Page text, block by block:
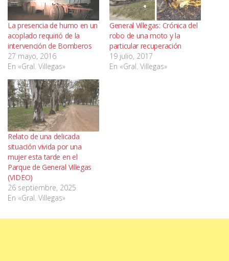
La presencia de humo en un
acoplado requirió de la
intervención de Bomberos
27 mayo, 2016
En «Gral. Villegas»
General Villegas: Crónica del
robo de una moto y la
particular recuperación
19 julio, 2017
En «Gral. Villegas»
Relato de una delicada
situación vivida por una
mujer esta tarde en el
Parque de General Villegas
(VIDEO)
26 septiembre, 2025
En «Gral. Villegas»